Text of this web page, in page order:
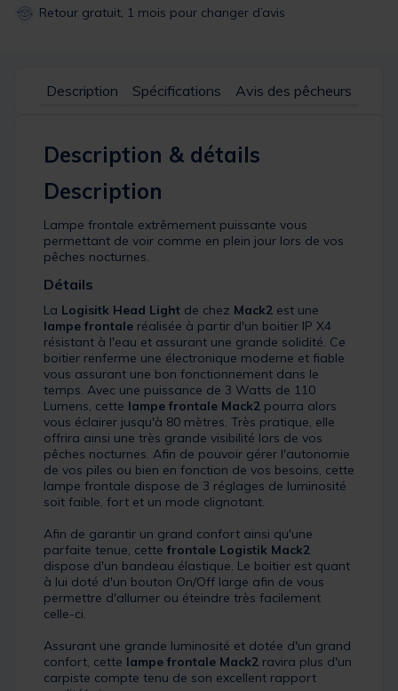
Retour gratuit, 1 mois pour changer d’avis
Description Spécifications Avis des pêcheurs
Description & détails
Description
Lampe frontale extrêmement puissante vous
permettant de voir comme en plein jour lors de vos
pêches nocturnes.
Détails
La Logisitk Head Light de chez Mack2 est une
lampe frontale réalisée à partir d'un boitier IP X4
résistant à l'eau et assurant une grande solidité. Ce
boitier renferme une électronique moderne et fiable
vous assurant une bon fonctionnement dans le
temps. Avec une puissance de 3 Watts de 110
Lumens, cette lampe frontale Mack2 pourra alors
vous éclairer jusqu'à 80 mètres. Très pratique, elle
offrira ainsi une très grande visibilité lors de vos
pêches nocturnes. Afin de pouvoir gérer l'autonomie
de vos piles ou bien en fonction de vos besoins, cette
lampe frontale dispose de 3 réglages de luminosité
soit faible, fort et un mode clignotant.
Afin de garantir un grand confort ainsi qu'une
parfaite tenue, cette frontale Logistik Mack2
dispose d'un bandeau élastique. Le boitier est quant
à lui doté d'un bouton On/Off large afin de vous
permettre d'allumer ou éteindre très facilement
celle-ci.
Assurant une grande luminosité et dotée d'un grand
confort, cette lampe frontale Mack2 ravira plus d'un
carpiste compte tenu de son excellent rapport